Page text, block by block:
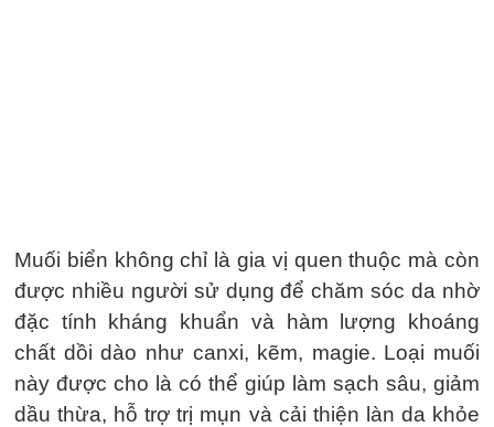
Muối biển không chỉ là gia vị quen thuộc mà còn
được nhiều người sử dụng để chăm sóc da nhờ
đặc tính kháng khuẩn và hàm lượng khoáng
chất dồi dào như canxi, kẽm, magie. Loại muối
này được cho là có thể giúp làm sạch sâu, giảm
dầu thừa, hỗ trợ trị mụn và cải thiện làn da khỏe